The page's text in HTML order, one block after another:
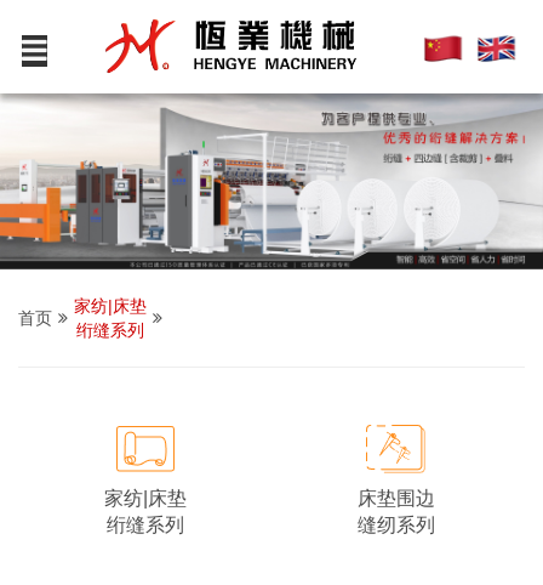
首页
家纺|床垫
绗缝系列
家纺|床垫
绗缝系列
床垫围边
缝纫系列